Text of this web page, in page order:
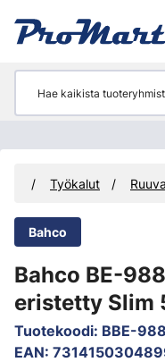
Työkalut
Bahco
Bahco BE-
eristetty Slim
Tuotekoodi: BBE-
EAN: